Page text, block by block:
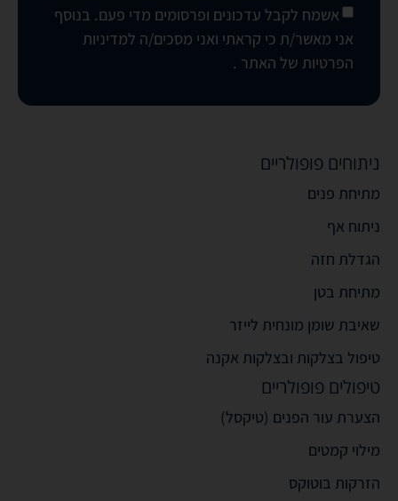
אשמח לקבל עדכונים ופרסומים מדי פעם. בנוסף
אני מאשר/ת כי קראתי ואני מסכים/ה למדיניות
הפרטיות של האתר .
ניתוחים פופולריים
מתיחת פנים
ניתוח אף
הגדלת חזה
מתיחת בטן
שאיבת שומן מונחית לייזר
טיפול בצלקות ובצלקות אקנה
טיפולים פופולריים
הצערת עור הפנים (טיקסל)
מילוי קמטים
הזרקות בוטוקס